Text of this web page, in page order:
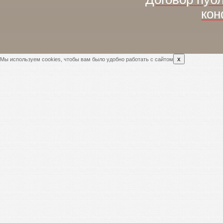
Мы используем cookies, чтобы вам было удобно работать с сайтом x